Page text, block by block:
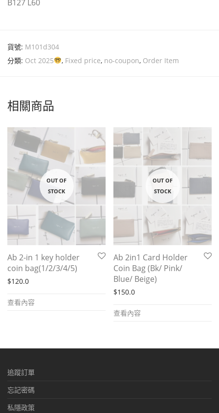
B127 L60
貨號: M101d304
分類: Oct 2025 , Fixed price, no-coupon, Order Item
相關商品
Ab 2-in 1 key holder
coin bag(1/2/3/4/5)
$120.0
查看內容
Ab 2in1 Card Holder
Coin Bag (Bk/ Pink/
Blue/ Beige)
$150.0
查看內容
追蹤訂單
忘記密碼
私隱政策